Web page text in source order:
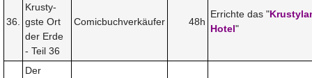
36.
Krusty-
gste Ort
der Erde
- Teil 36
Comicbuchverkäufer 48h
Errichte das "
Hotel"
Der